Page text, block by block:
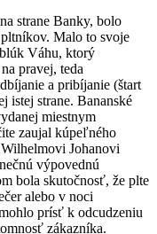
strane Banky, bolo
Malo to svoje
Váhu, ktorý
pravej, teda
a pribíjanie (štart
istej strane. Bananské
miestnym
zaujal kúpeľného
Johanovi
výpovednú
bola skutočnosť, že plte
alebo v noci
prísť k odcudzeniu
zákazníka.